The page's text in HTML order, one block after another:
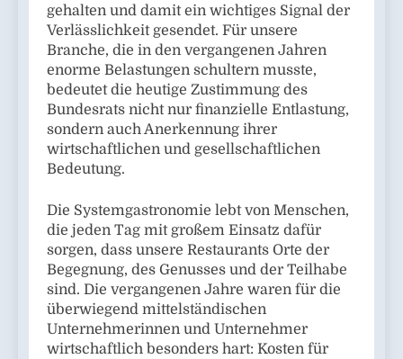
gehalten und damit ein wichtiges Signal der
Verlässlichkeit gesendet. Für unsere
Branche, die in den vergangenen Jahren
enorme Belastungen schultern musste,
bedeutet die heutige Zustimmung des
Bundesrats nicht nur finanzielle Entlastung,
sondern auch Anerkennung ihrer
wirtschaftlichen und gesellschaftlichen
Bedeutung.
Die Systemgastronomie lebt von Menschen,
die jeden Tag mit großem Einsatz dafür
sorgen, dass unsere Restaurants Orte der
Begegnung, des Genusses und der Teilhabe
sind. Die vergangenen Jahre waren für die
überwiegend mittelständischen
Unternehmerinnen und Unternehmer
wirtschaftlich besonders hart: Kosten für